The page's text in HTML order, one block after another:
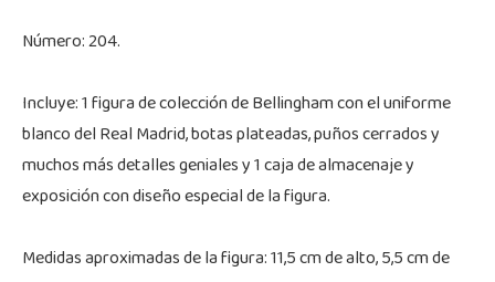
Número: 204.
Incluye: 1 figura de colección de Bellingham con el uniforme
blanco del Real Madrid, botas plateadas, puños cerrados y
muchos más detalles geniales y 1 caja de almacenaje y
exposición con diseño especial de la figura.
Medidas aproximadas de la figura: 11,5 cm de alto, 5,5 cm de